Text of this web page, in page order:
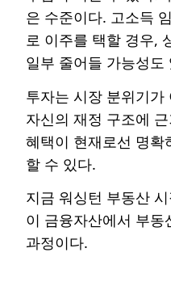
은 수준이다. 고소득
로 이주를 택할 경우,
일부 줄어들 가능성도
투자는 시장 분위기
자신의 재정 구조에
혜택이 현재로선 명확
할 수 있다.
지금 워싱턴 부동산
이 금융자산에서 부
과정이다.